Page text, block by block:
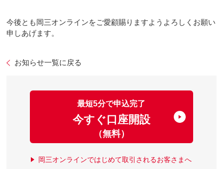
今後とも岡三オンラインをご愛顧賜りますようよろしくお願い
申しあげます。
お知らせ一覧に戻る
最短5分で申込完了
今すぐ口座開設
（無料）
岡三オンラインではじめて取引されるお客さまへ